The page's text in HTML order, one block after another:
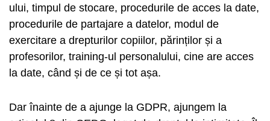
ului, timpul de stocare, procedurile de acces la date,
procedurile de partajare a datelor, modul de
exercitare a drepturilor copiilor, părinților și a
profesorilor, training-ul personalului, cine are acces
la date, când și de ce și tot așa.
Dar înainte de a ajunge la GDPR, ajungem la